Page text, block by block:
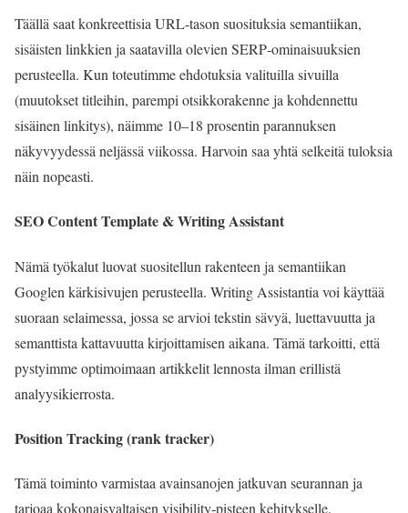
Täällä saat konkreettisia URL‑tason suosituksia semantiikan,
sisäisten linkkien ja saatavilla olevien SERP‑ominaisuuksien
perusteella. Kun toteutimme ehdotuksia valituilla sivuilla
(muutokset titleihin, parempi otsikkorakenne ja kohdennettu
sisäinen linkitys), näimme 10–18 prosentin parannuksen
näkyvyydessä neljässä viikossa. Harvoin saa yhtä selkeitä tuloksia
näin nopeasti.
SEO Content Template & Writing Assistant
Nämä työkalut luovat suositellun rakenteen ja semantiikan
Googlen kärkisivujen perusteella. Writing Assistantia voi käyttää
suoraan selaimessa, jossa se arvioi tekstin sävyä, luettavuutta ja
semanttista kattavuutta kirjoittamisen aikana. Tämä tarkoitti, että
pystyimme optimoimaan artikkelit lennosta ilman erillistä
analyysikierrosta.
Position Tracking (rank tracker)
Tämä toiminto varmistaa avainsanojen jatkuvan seurannan ja
tarjoaa kokonaisvaltaisen visibility‑pisteen kehitykselle.